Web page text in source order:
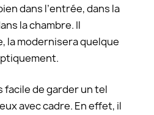
dans l’entrée, dans la
la chambre. Il
la modernisera quelque
facile de garder un tel
avec cadre. En effet, il